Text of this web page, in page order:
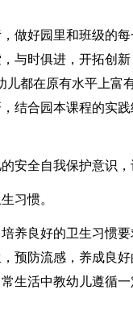
做好园里和班级的
与时俱进，开拓创
儿都在原有水平上
结合园本课程的实
安全自我保护意识
习惯。
养良好的卫生习惯
预防流感，养成良
生活中教幼儿遵循